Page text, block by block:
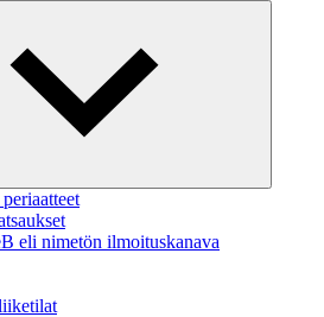
eli nimetön ilmoituskanava